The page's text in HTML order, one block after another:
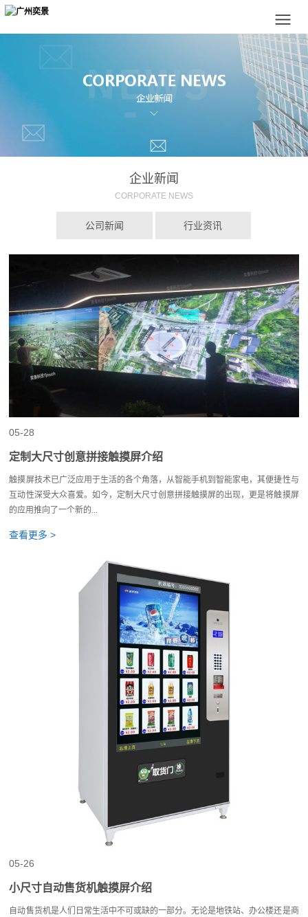
企业新闻
CORPORATE NEWS
公司新闻 行业资讯
05-28
定制大尺寸创意拼接触摸屏介绍
触摸屏技术已广泛应用于生活的各个角落，从智能手机到智能家电，其便捷性与
互动性深受大众喜爱。如今，定制大尺寸创意拼接触摸屏的出现，更是将触摸屏
的应用推向了一个新的...
查看更多 >
05-26
小尺寸自动售货机触摸屏介绍
自动售货机是人们日常生活中不可或缺的一部分。无论是地铁站、办公楼还是商